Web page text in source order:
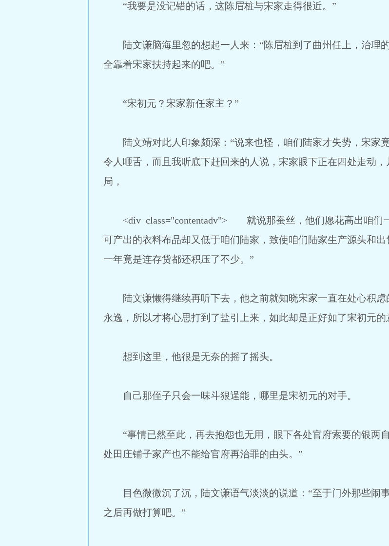
“我要是没记错的话，这陈眉桩与宋家走得很近。”
陆文谦脑海里忽的想起一人来：“陈眉桩到了曲州任上，治理
全靠着宋家扶持起来的吧。”
“宋初元？宋家新任家主？”
陆文靖对此人印象颇深：“说来也怪，咱们陆家才失势，宋家
令人咂舌，而且我听底下赶回来的人说，宋家眼下正在四处走动
局，
<div class="contentadv"> 就说那蚕丝，他们愿花高出咱们一
可产出的衣料布品却又低于咱们陆家，致使咱们陆家生产源头和
一年竟是连存货都还积压了不少。”
陆文谦懒得继续再听下去，他之前就知晓宋家一直在处心积虑
永逸，所以才将心思打到了盐引上来，如此却是正好如了宋初元的
想到这里，他很是无奈的摇了摇头。
自己那侄子只会一味斗狠逞能，哪里是宋初元的对手。
“事情已然至此，再去抱怨也无用，眼下各处官府索要的银两
处田庄铺子家产也不能给官府再治罪的由头。”
目色微微沉了沉，陆文谦语气淡淡的说道：“至于门外那些闹
之后再做打算吧。”